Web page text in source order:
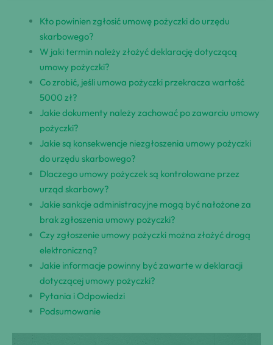
Kto powinien zgłosić umowę pożyczki⁢ ⁣do​ urzędu
skarbowego?
W jaki termin ‍należy złożyć deklarację⁤ dotyczącą
umowy pożyczki?
Co zrobić, ⁤jeśli umowa pożyczki przekracza⁣ wartość
‌5000 zł?
Jakie⁤ dokumenty należy ​zachować po zawarciu umowy
pożyczki?
Jakie są konsekwencje ⁢​niezgłoszenia umowy pożyczki
do ​‌urzędu skarbowego?
Dlaczego umowy pożyczek są ‍kontrolowane przez
urząd skarbowy?
Jakie sankcje‍ administracyjne mogą⁣ być nałożone za
brak zgłoszenia ‌umowy pożyczki?
Czy zgłoszenie umowy pożyczki⁤ można złożyć drogą⁣
elektroniczną?
Jakie informacje powinny być zawarte w deklaracji‌
dotyczącej⁢ umowy pożyczki?
Pytania i Odpowiedzi
Podsumowanie